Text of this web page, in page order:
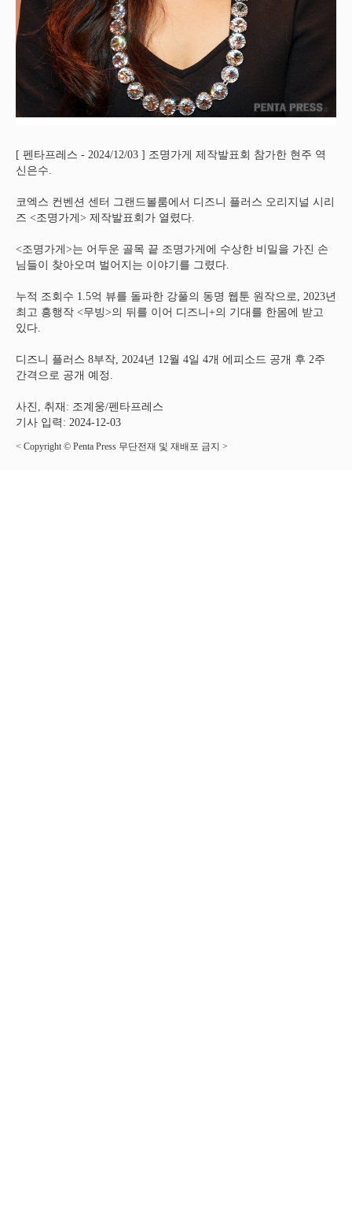
[ 펜타프레스 - 2024/12/03 ] 조명가게 제작발표회 참가한 현주 역
신은수.
코엑스 컨벤션 센터 그랜드볼룸에서 디즈니 플러스 오리지널 시리
즈 <조명가게> 제작발표회가 열렸다.
<조명가게>는 어두운 골목 끝 조명가게에 수상한 비밀을 가진 손
님들이 찾아오며 벌어지는 이야기를 그렸다.
누적 조회수 1.5억 뷰를 돌파한 강풀의 동명 웹툰 원작으로, 2023년
최고 흥행작 <무빙>의 뒤를 이어 디즈니+의 기대를 한몸에 받고
있다.
디즈니 플러스 8부작, 2024년 12월 4일 4개 에피소드 공개 후 2주
간격으로 공개 예정.
사진, 취재: 조계웅/펜타프레스
기사 입력: 2024-12-03
< Copyright © Penta Press 무단전재 및 재배포 금지 >